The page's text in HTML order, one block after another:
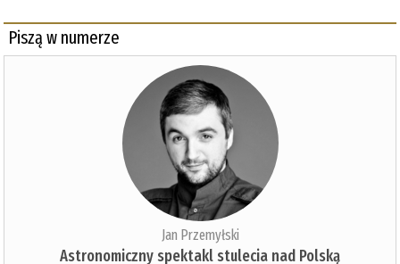
Piszą w numerze
Jan Przemyłski
Astronomiczny spektakl stulecia nad Polską